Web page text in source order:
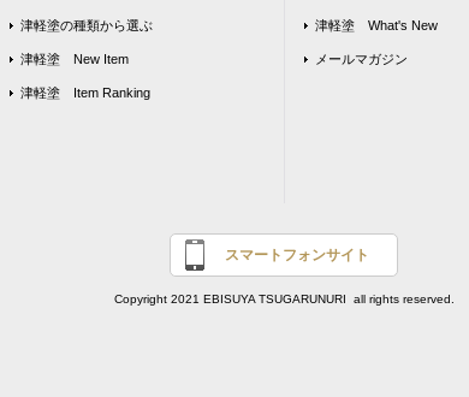
津軽塗の種類から選ぶ
津軽塗 New Item
津軽塗 Item Ranking
津軽塗 What's New
メールマガジン
スマートフォンサイト
Copyright 2021 EBISUYA TSUGARUNURI all rights reserved.